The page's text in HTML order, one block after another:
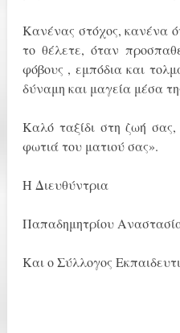
Κανένας στόχος, κανένα
το θέλετε, όταν
φόβους , εμπόδια και
δύναμη και μαγεία μέσα
Καλό ταξίδι στη ζωή
φωτιά του ματιού σας».
Η Διευθύντρια
Παπαδημητρίου
Και ο Σύλλογος